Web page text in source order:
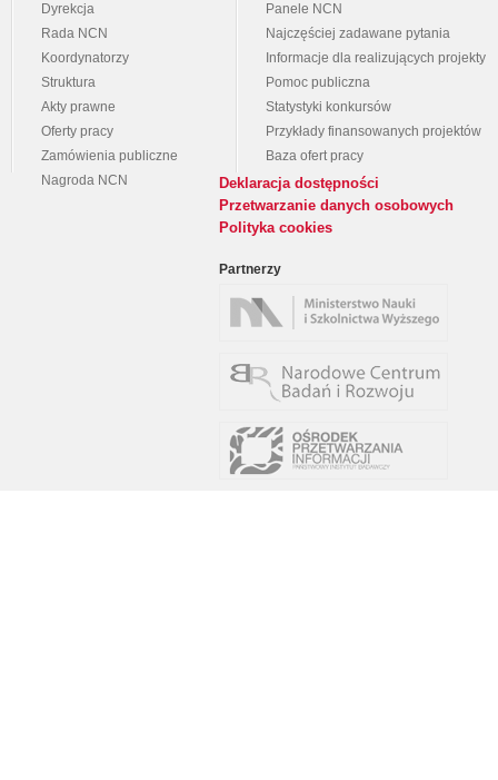
Dyrekcja
Rada NCN
Koordynatorzy
Struktura
Akty prawne
Oferty pracy
Zamówienia publiczne
Nagroda NCN
Panele NCN
Najczęściej zadawane pytania
Informacje dla realizujących projekty
Pomoc publiczna
Statystyki konkursów
Przykłady finansowanych projektów
Baza ofert pracy
Deklaracja dostępności
Przetwarzanie danych osobowych
Polityka cookies
Partnerzy